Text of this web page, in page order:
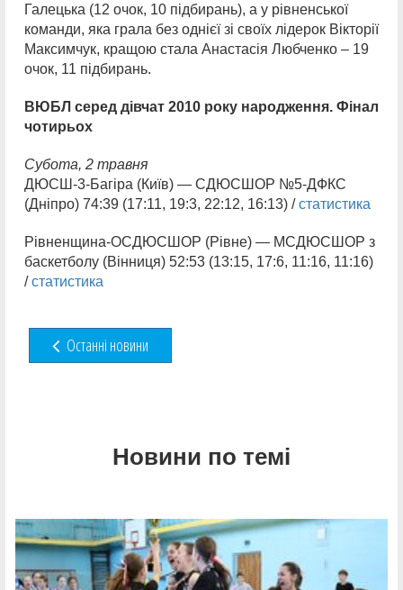
Галецька (12 очок, 10 підбирань), а у рівненської
команди, яка грала без однієї зі своїх лідерок Вікторії
Максимчук, кращою стала Анастасія Любченко – 19
очок, 11 підбирань.
ВЮБЛ серед дівчат 2010 року народження. Фінал
чотирьох
Субота, 2 травня
ДЮСШ-3-Багіра (Київ) — СДЮСШОР №5-ДФКС
(Дніпро) 74:39 (17:11, 19:3, 22:12, 16:13) /статистика
Рівненщина-ОСДЮСШОР (Рівне) — МСДЮСШОР з
баскетболу (Вінниця) 52:53 (13:15, 17:6, 11:16, 11:16)
/статистика
Останні новини
Новини по темі